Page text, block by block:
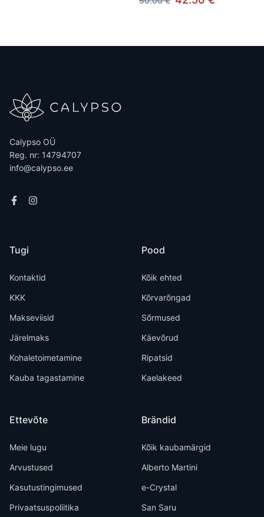
Calypso OÜ
Reg. nr: 14794707
info@calypso.ee
Tugi
Kontaktid
KKK
Makseviisid
Järelmaks
Kohaletoimetamine
Kauba tagastamine
Ettevõte
Meie lugu
Arvustused
Kasutustingimused
Privaatsuspoliitika
Pood
Kõik ehted
Kõrvarõngad
Sõrmused
Käevõrud
Ripatsid
Kaelakeed
Brändid
Kõik kaubamärgid
Alberto Martini
e-Crystal
San Saru